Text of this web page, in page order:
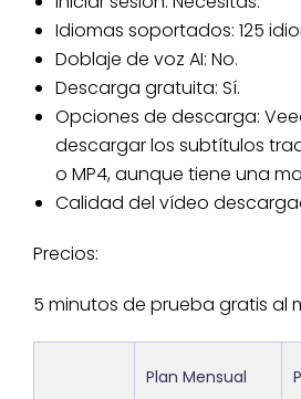
Idiomas soportados: 125
Doblaje de voz AI: No.
Descarga gratuita: Sí.
Opciones de descarga:
descargar los subtítulos
o MP4, aunque tiene una
Calidad del vídeo
Precios:
5 minutos de prueba gratis al
Plan Mensual